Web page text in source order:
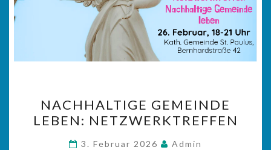
GEMEINDE
LEBEN:
NETZWERKTREFFEN
NACHHALTIGE GEMEINDE
LEBEN: NETZWERKTREFFEN
3. Februar 2026 Admin